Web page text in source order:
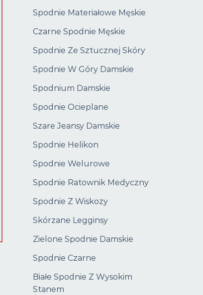
Spodnie Materiałowe Męskie
Czarne Spodnie Męskie
Spodnie Ze Sztucznej Skóry
Spodnie W Góry Damskie
Spodnium Damskie
Spodnie Ocieplane
Szare Jeansy Damskie
Spodnie Helikon
Spodnie Welurowe
Spodnie Ratownik Medyczny
Spodnie Z Wiskozy
Skórzane Legginsy
Zielone Spodnie Damskie
Spodnie Czarne
Białe Spodnie Z Wysokim
Stanem